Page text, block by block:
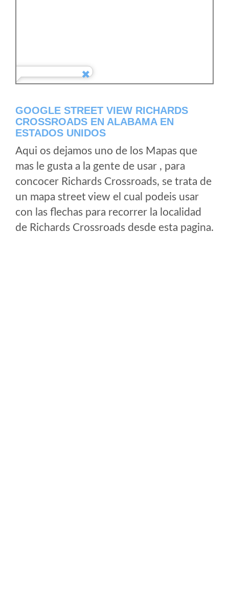
GOOGLE STREET VIEW RICHARDS
CROSSROADS EN ALABAMA EN
ESTADOS UNIDOS
Aqui os dejamos uno de los Mapas que
mas le gusta a la gente de usar , para
concocer Richards Crossroads, se trata de
un mapa street view el cual podeis usar
con las flechas para recorrer la localidad
de Richards Crossroads desde esta pagina.